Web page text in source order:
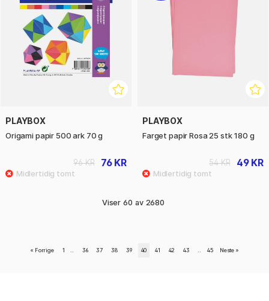
PLAYBOX
Origami papir 500 ark 70 g
76 KR
96 KR
PLAYBOX
Farget papir Rosa 25 stk 180 g
49 KR
54 KR
Viser 60 av 2680
« Forrige 1 36 37 38 39 40 41 42 43 45 Neste »